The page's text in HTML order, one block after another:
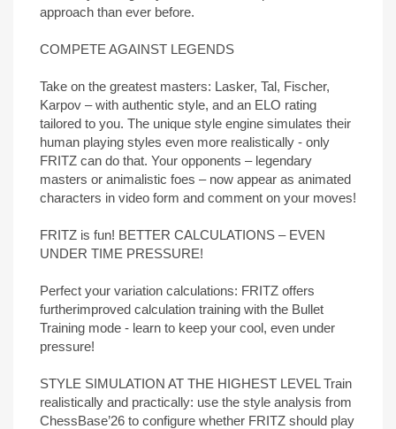
approach than ever before.
COMPETE AGAINST LEGENDS
Take on the greatest masters: Lasker, Tal, Fischer,
Karpov – with authentic style, and an ELO rating
tailored to you. The unique style engine simulates their
human playing styles even more realistically - only
FRITZ can do that. Your opponents – legendary
masters or animalistic foes – now appear as animated
characters in video form and comment on your moves!
FRITZ is fun! BETTER CALCULATIONS – EVEN
UNDER TIME PRESSURE!
Perfect your variation calculations: FRITZ offers
furtherimproved calculation training with the Bullet
Training mode - learn to keep your cool, even under
pressure!
STYLE SIMULATION AT THE HIGHEST LEVEL Train
realistically and practically: use the style analysis from
ChessBase’26 to configure whether FRITZ should play